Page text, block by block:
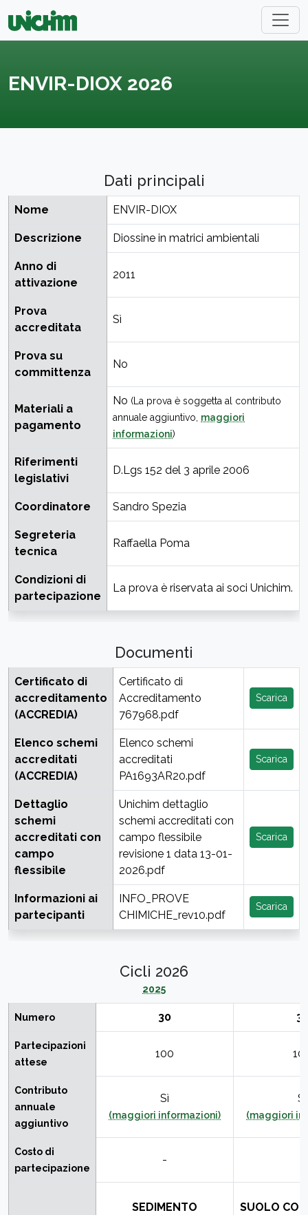
ENVIR-DIOX 2026
Dati principali
Nome ENVIR-DIOX
Descrizione Diossine in matrici ambientali
Anno di
attivazione
2011
Prova
accreditata
Sì
Prova su
committenza
No
Materiali a
pagamento
No (La prova è soggetta al contributo
annuale aggiuntivo, maggiori
informazioni)
Riferimenti
legislativi
D.Lgs 152 del 3 aprile 2006
Coordinatore Sandro Spezia
Segreteria
tecnica
Raffaella Poma
Condizioni di
partecipazione
La prova è riservata ai soci Unichim.
Documenti
Certificato di
accreditamento
(ACCREDIA)
Certificato di
Accreditamento
767968.pdf
Scarica
Elenco schemi
accreditati
(ACCREDIA)
Elenco schemi
accreditati
PA1693AR20.pdf
Scarica
Dettaglio
schemi
accreditati con
campo
flessibile
Unichim dettaglio
schemi accreditati con
campo flessibile
revisione 1 data 13-01-
2026.pdf
Scarica
Informazioni ai
partecipanti
INFO_PROVE
CHIMICHE_rev10.pdf
Scarica
Cicli 2026
2025
Numero 30 31
Partecipazioni
attese
100
Contributo
annuale
aggiuntivo
Sì
(maggiori informazioni)
Sì
(maggiori
Costo di
partecipazione
-
SEDIMENTO
SUOLO